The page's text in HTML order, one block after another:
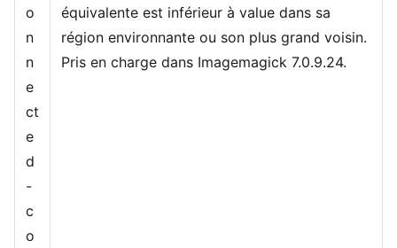
o
n
n
e
ct
e
d
-
c
o
équivalente est inférieur à value dans sa
région environnante ou son plus grand voisin.
Pris en charge dans Imagemagick 7.0.9.24.